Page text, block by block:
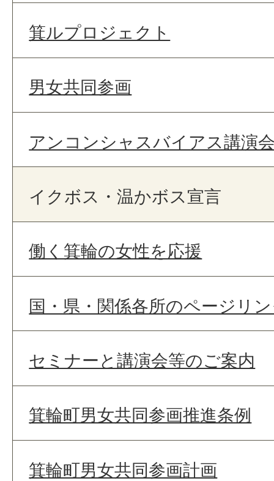
箕ルプロジェクト
男女共同参画
アンコンシャスバイアス講演
イクボス・温かボス宣言
働く箕輪の女性を応援
国・県・関係各所のページリ
セミナーと講演会等のご案内
箕輪町男女共同参画推進条例
箕輪町男女共同参画計画